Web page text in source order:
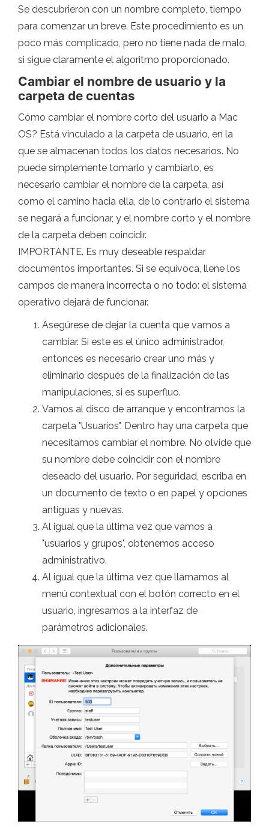
Se descubrieron con un nombre completo, tiempo
para comenzar un breve. Este procedimiento es un
poco más complicado, pero no tiene nada de malo,
si sigue claramente el algoritmo proporcionado.
Cambiar el nombre de usuario y la
carpeta de cuentas
Cómo cambiar el nombre corto del usuario a Mac
OS? Está vinculado a la carpeta de usuario, en la
que se almacenan todos los datos necesarios. No
puede simplemente tomarlo y cambiarlo, es
necesario cambiar el nombre de la carpeta, así
como el camino hacia ella, de lo contrario el sistema
se negará a funcionar, y el nombre corto y el nombre
de la carpeta deben coincidir.
IMPORTANTE. Es muy deseable respaldar
documentos importantes. Si se equivoca, llene los
campos de manera incorrecta o no todo: el sistema
operativo dejará de funcionar.
Asegúrese de dejar la cuenta que vamos a
cambiar. Si este es el único administrador,
entonces es necesario crear uno más y
eliminarlo después de la finalización de las
manipulaciones, si es superfluo.
Vamos al disco de arranque y encontramos la
carpeta "Usuarios". Dentro hay una carpeta que
necesitamos cambiar el nombre. No olvide que
su nombre debe coincidir con el nombre
deseado del usuario. Por seguridad, escriba en
un documento de texto o en papel y opciones
antiguas y nuevas.
Al igual que la última vez que vamos a
"usuarios y grupos", obtenemos acceso
administrativo.
Al igual que la última vez que llamamos al
menú contextual con el botón correcto en el
usuario, ingresamos a la interfaz de
parámetros adicionales.